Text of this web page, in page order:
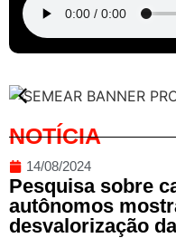
NOTÍCIA
14/08/2024
Pesquisa sobre
autônomos
desvalorização